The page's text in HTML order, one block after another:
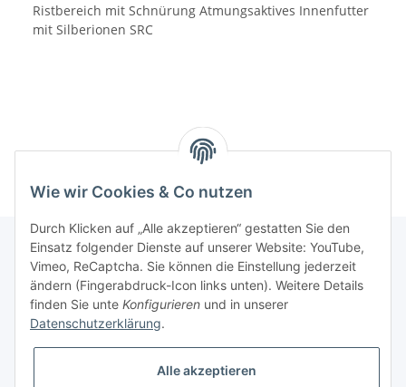
Ristbereich mit Schnürung Atmungsaktives Innenfutter
mit Silberionen SRC
Informationen
Gesetzliche Informationen
Wie wir Cookies & Co nutzen
Durch Klicken auf „Alle akzeptieren“ gestatten Sie den
Einsatz folgender Dienste auf unserer Website: YouTube,
Vimeo, ReCaptcha. Sie können die Einstellung jederzeit
ändern (Fingerabdruck-Icon links unten). Weitere Details
finden Sie unte Konfigurieren und in unserer
Datenschutzerklärung.
Alle akzeptieren